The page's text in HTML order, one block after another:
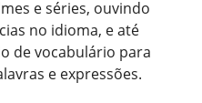
e séries, ouvindo
no idioma, e até
de vocabulário para
e expressões.